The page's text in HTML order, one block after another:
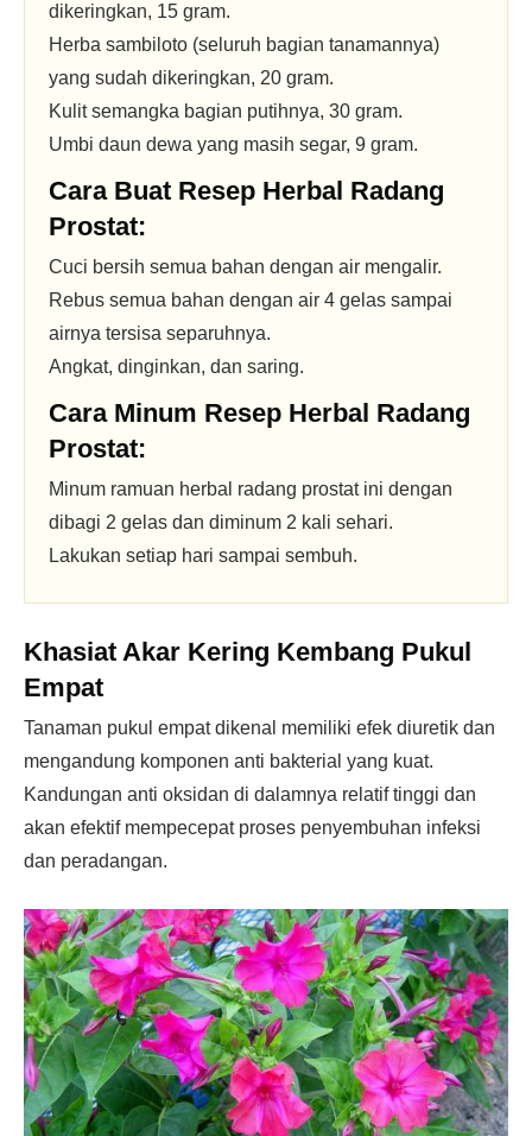
dikeringkan, 15 gram.
Herba sambiloto (seluruh bagian tanamannya)
yang sudah dikeringkan, 20 gram.
Kulit semangka bagian putihnya, 30 gram.
Umbi daun dewa yang masih segar, 9 gram.
Cara Buat Resep Herbal Radang
Prostat:
Cuci bersih semua bahan dengan air mengalir.
Rebus semua bahan dengan air 4 gelas sampai
airnya tersisa separuhnya.
Angkat, dinginkan, dan saring.
Cara Minum Resep Herbal Radang
Prostat:
Minum ramuan herbal radang prostat ini dengan
dibagi 2 gelas dan diminum 2 kali sehari.
Lakukan setiap hari sampai sembuh.
Khasiat Akar Kering Kembang Pukul
Empat
Tanaman pukul empat dikenal memiliki efek diuretik dan
mengandung komponen anti bakterial yang kuat.
Kandungan anti oksidan di dalamnya relatif tinggi dan
akan efektif mempecepat proses penyembuhan infeksi
dan peradangan.